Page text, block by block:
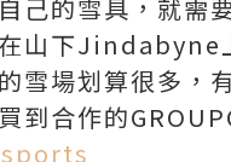
己的雪具，就需
山下Jindabyne
雪場划算很多，
到合作的